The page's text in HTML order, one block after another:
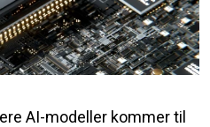
AI-modeller kommer til